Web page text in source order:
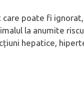
poate fi
la anumite
hepatice,